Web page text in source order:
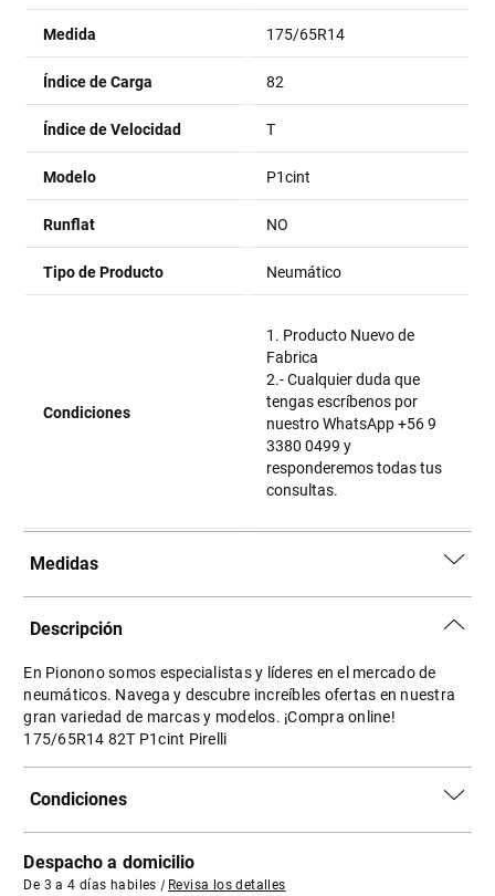
Medida 175/65R14
Índice de Carga 82
Índice de Velocidad T
Modelo P1cint
Runflat NO
Tipo de Producto Neumático
Condiciones
1. Producto Nuevo de
Fabrica
2.- Cualquier duda que
tengas escríbenos por
nuestro WhatsApp +56 9
3380 0499 y
responderemos todas tus
consultas.
Medidas
Descripción
En Pionono somos especialistas y líderes en el mercado de
neumáticos. Navega y descubre increíbles ofertas en nuestra
gran variedad de marcas y modelos. ¡Compra online!
175/65R14 82T P1cint Pirelli
Condiciones
Despacho a domicilio
De 3 a 4 días habiles | Revisa los detalles